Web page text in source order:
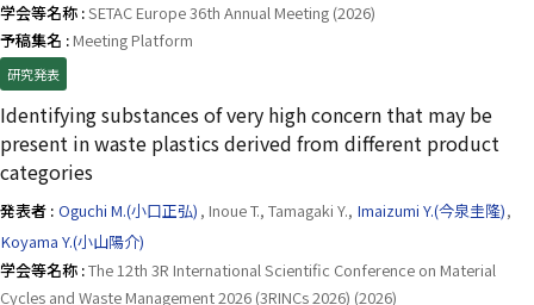
学会等名称 :SETAC Europe 36th Annual Meeting (2026)
予稿集名 : Meeting Platform
研究発表
Identifying substances of very high concern that may be
present in waste plastics derived from different product
categories
発表者 : Oguchi M.(小口正弘) , Inoue T., Tamagaki Y., Imaizumi Y.(今泉圭隆),
Koyama Y.(小山陽介)
学会等名称 :The 12th 3R International Scientific Conference on Material
Cycles and Waste Management 2026 (3RINCs 2026) (2026)